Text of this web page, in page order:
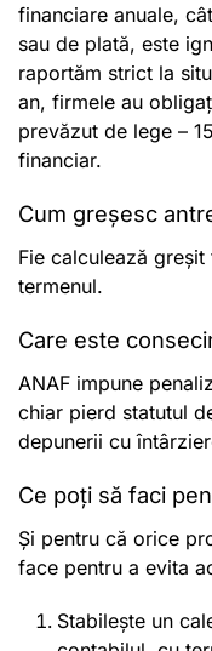
financiare anuale,
sau de plată, este
raportăm strict la
an, firmele au
prevăzut de lege –
financiar.
Cum greșesc
Fie calculează
termenul.
Care este
ANAF impune
chiar pierd statutul
depunerii cu
Ce poți să faci
Și pentru că orice
face pentru a evita
Stabilește un